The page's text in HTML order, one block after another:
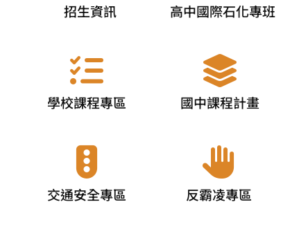
招生資訊 高中國際石化專班
學校課程專區 國中課程計畫
交通安全專區 反霸凌專區